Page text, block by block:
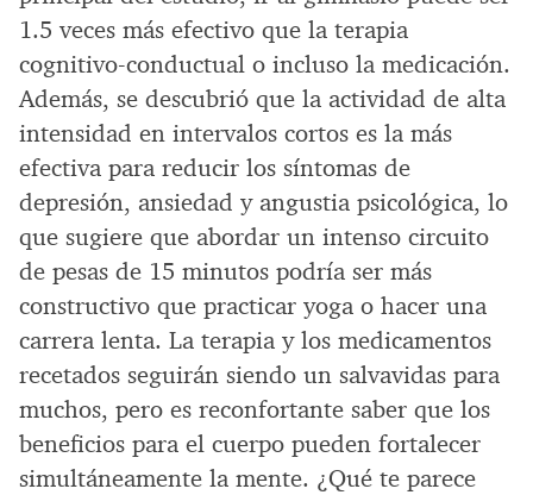
1.5 veces más efectivo que la terapia
cognitivo-conductual o incluso la medicación.
Además, se descubrió que la actividad de alta
intensidad en intervalos cortos es la más
efectiva para reducir los síntomas de
depresión, ansiedad y angustia psicológica, lo
que sugiere que abordar un intenso circuito
de pesas de 15 minutos podría ser más
constructivo que practicar yoga o hacer una
carrera lenta. La terapia y los medicamentos
recetados seguirán siendo un salvavidas para
muchos, pero es reconfortante saber que los
beneficios para el cuerpo pueden fortalecer
simultáneamente la mente. ¿Qué te parece